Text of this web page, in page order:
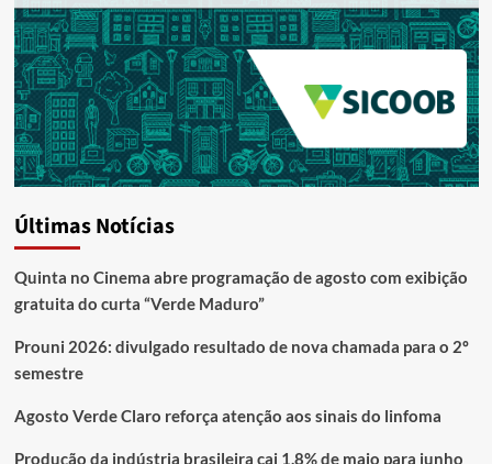
Últimas Notícias
Quinta no Cinema abre programação de agosto com exibição
gratuita do curta “Verde Maduro”
Prouni 2026: divulgado resultado de nova chamada para o 2º
semestre
Agosto Verde Claro reforça atenção aos sinais do linfoma
Produção da indústria brasileira cai 1,8% de maio para junho